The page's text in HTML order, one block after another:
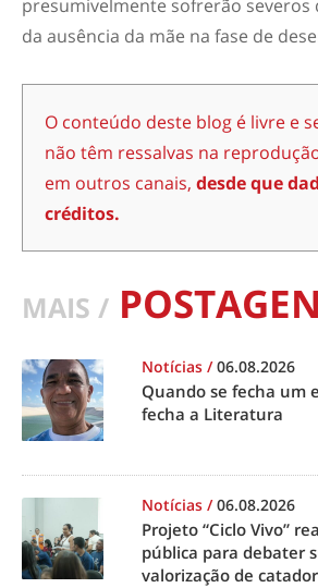
presumivelmente sofrerão severos
da ausência da mãe na fase de
O conteúdo deste blog é livre e
não têm ressalvas na
em outros canais, desde que
créditos.
MAIS /
Notícias /06.08.2026
Quando se fecha um
fecha a Literatura
Notícias /06.08.2026
Projeto “Ciclo Vivo”
pública para debater
valorização de